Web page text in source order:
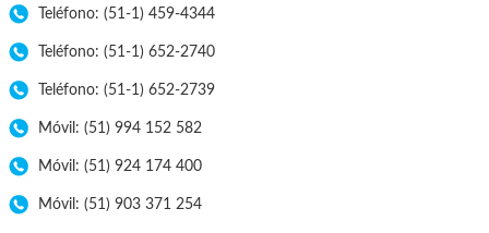
Teléfono: (51-1) 459-4344
Teléfono: (51-1) 652-2740
Teléfono: (51-1) 652-2739
Móvil: (51) 994 152 582
Móvil: (51) 924 174 400
Móvil: (51) 903 371 254